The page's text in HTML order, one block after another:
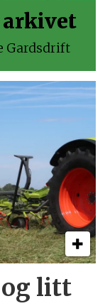
Gardsdrift
og litt